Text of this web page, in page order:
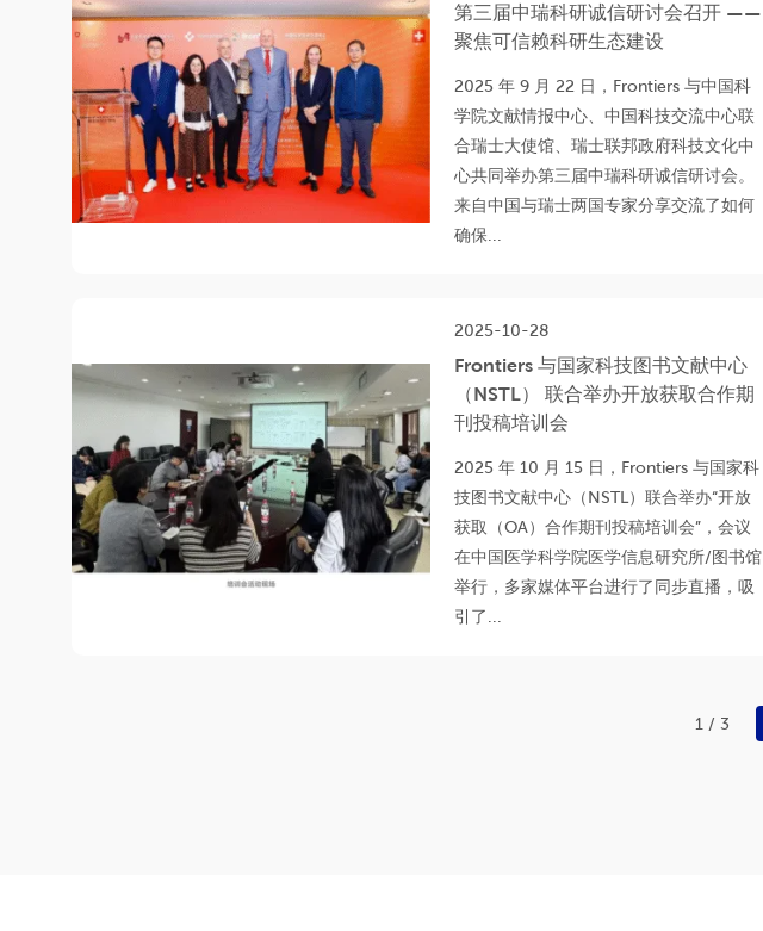
第三届中瑞科研诚信研讨会召开 ——
聚焦可信赖科研生态建设
2025 年 9 月 22 日，Frontiers 与中国科
学院文献情报中心、中国科技交流中心联
合瑞士大使馆、瑞士联邦政府科技文化中
心共同举办第三届中瑞科研诚信研讨会。
来自中国与瑞士两国专家分享交流了如何
确保...
2025-10-28
Frontiers 与国家科技图书文献中心
（NSTL） 联合举办开放获取合作期
刊投稿培训会
2025 年 10 月 15 日，Frontiers 与国家科
技图书文献中心（NSTL）联合举办“开放
获取（OA）合作期刊投稿培训会”，会议
在中国医学科学院医学信息研究所/图书馆
举行，多家媒体平台进行了同步直播，吸
引了...
1 / 3